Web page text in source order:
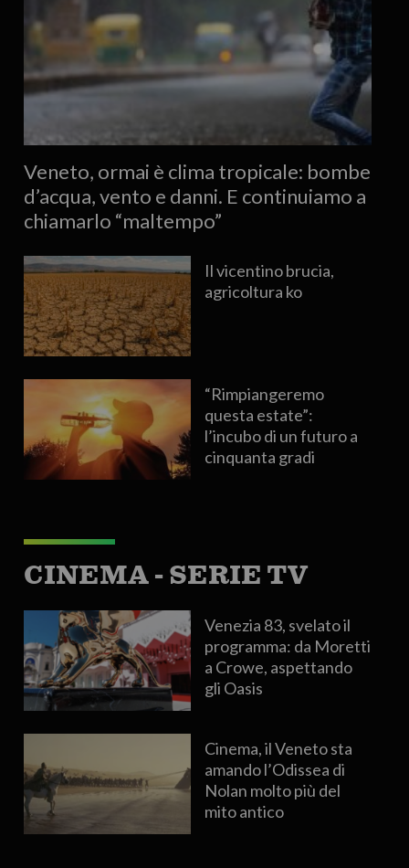
Veneto, ormai è clima tropicale: bombe
d’acqua, vento e danni. E continuiamo a
chiamarlo “maltempo”
Il vicentino brucia,
agricoltura ko
“Rimpiangeremo
questa estate”:
l’incubo di un futuro a
cinquanta gradi
CINEMA - SERIE TV
Venezia 83, svelato il
programma: da Moretti
a Crowe, aspettando
gli Oasis
Cinema, il Veneto sta
amando l’Odissea di
Nolan molto più del
mito antico